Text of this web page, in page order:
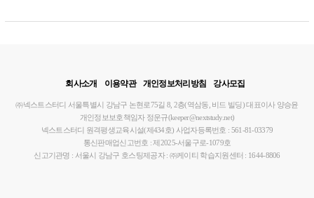
회사소개 이용약관 개인정보처리방침 강사모집
㈜넥스트스터디 서울특별시 강남구 논현로75길 8, 2층(역삼동, 비드 빌딩)대표이사 양승윤
개인정보보호책임자 정운규(keeper@nextstudy.net)
넥스트스터디 원격평생교육시설(제434호) 사업자등록번호 : 561-81-03379
통신판매업신고번호 : 제2025-서울구로-1079호
신고기관명 : 서울시 강남구 호스팅제공자 : ㈜케이티 학습지원센터 : 1644-8806